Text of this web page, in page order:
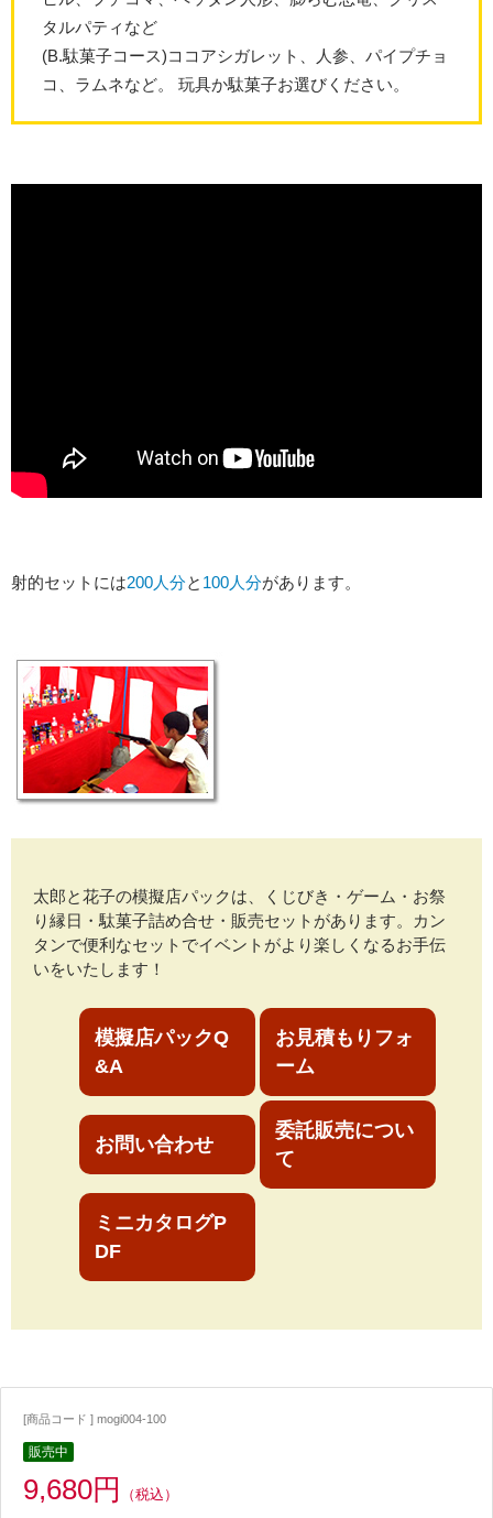
タルパティなど
(B.駄菓子コース)ココアシガレット、人参、パイプチョ
コ、ラムネなど。 玩具か駄菓子お選びください。
射的セットには200人分と 100人分があります。
太郎と花子の模擬店パックは、くじびき・ゲーム・お祭
り縁日・駄菓子詰め合せ・販売セットがあります。カン
タンで便利なセットでイベントがより楽しくなるお手伝
いをいたします！
模擬店パックQ
&A
お見積もりフォ
ーム
お問い合わせ
委託販売につい
て
ミニカタログP
DF
[商品コード ] mogi004-100
販売中
9,680円 （税込）